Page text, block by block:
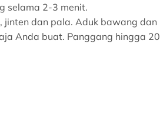
selama 2-3 menit.
jinten dan pala. Aduk bawang dan
Anda buat. Panggang hingga 20